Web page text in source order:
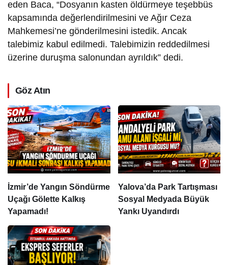
eden Baca, “Dosyanın kasten öldürmeye teşebbüs
kapsamında değerlendirilmesini ve Ağır Ceza
Mahkemesi’ne gönderilmesini istedik. Ancak
talebimiz kabul edilmedi. Talebimizin reddedilmesi
üzerine duruşma salonundan ayrıldık” dedi.
Göz Atın
İzmir’de Yangın Söndürme
Uçağı Gölette Kalkış
Yapamadı!
Yalova’da Park Tartışması
Sosyal Medyada Büyük
Yankı Uyandırdı